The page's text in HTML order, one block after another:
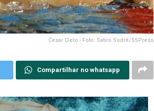
Cesar Cielo - Foto: Satiro Sodré/SSPress
Compartilhar no whatsapp